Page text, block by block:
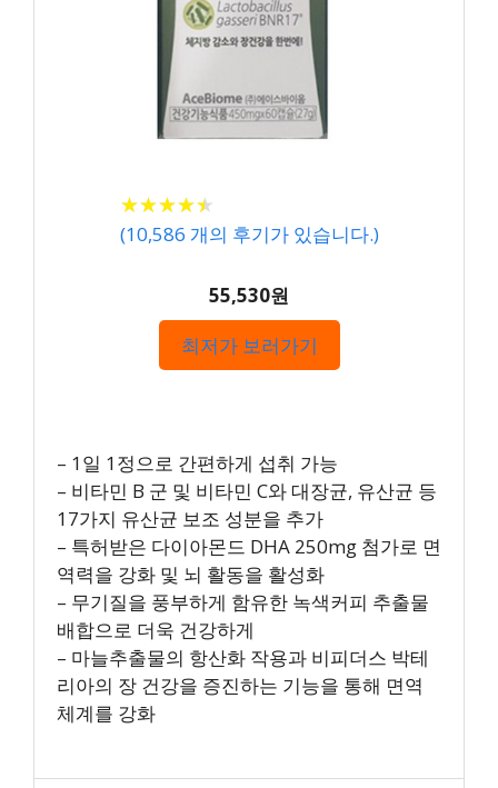
★★★★★
★★★★★
(10,586 개의 후기가 있습니다.)
55,530원
최저가 보러가기
– 1일 1정으로 간편하게 섭취 가능
– 비타민 B 군 및 비타민 C와 대장균, 유산균 등
17가지 유산균 보조 성분을 추가
– 특허받은 다이아몬드 DHA 250mg 첨가로 면
역력을 강화 및 뇌 활동을 활성화
– 무기질을 풍부하게 함유한 녹색커피 추출물
배합으로 더욱 건강하게
– 마늘추출물의 항산화 작용과 비피더스 박테
리아의 장 건강을 증진하는 기능을 통해 면역
체계를 강화